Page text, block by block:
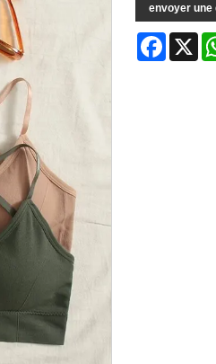
envoyer une
X